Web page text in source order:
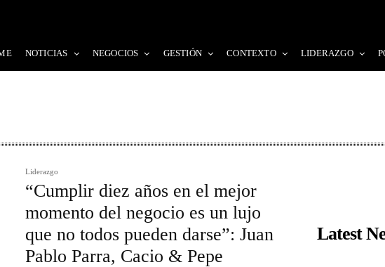
NOTICIAS NEGOCIOS GESTIÓN CONTEXTO LIDERAZGO
Liderazgo
“Cumplir diez años en el mejor
momento del negocio es un lujo
que no todos pueden darse”: Juan
Pablo Parra, Cacio & Pepe
Latest